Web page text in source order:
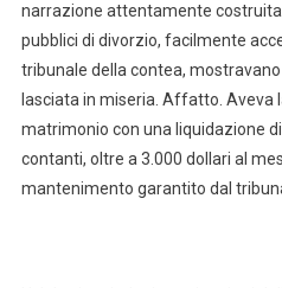
narrazione attentamente
pubblici di divorzio, facilmente
tribunale della contea,
lasciata in miseria. Affatto. Aveva
matrimonio con una liquidazione
contanti, oltre a 3.000 dollari al
mantenimento garantito dal